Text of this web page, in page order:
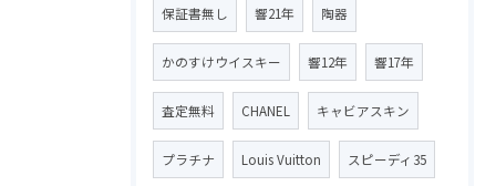
保証書無し 響21年 陶器
かのすけウイスキー 響12年 響17年
査定無料 CHANEL キャビアスキン
プラチナ Louis Vuitton スピーディ35